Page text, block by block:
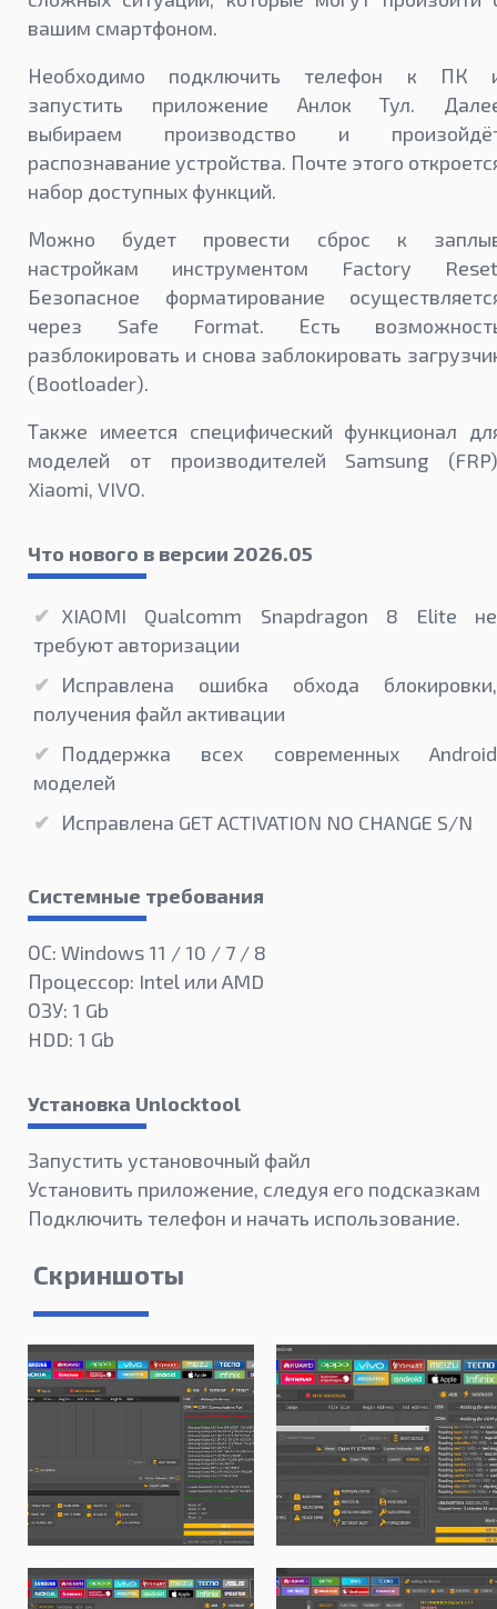
вашим смартфоном.
Необходимо подключить телефон к ПК
запустить приложение Анлок Тул.
выбираем производство и
распознавание устройства. Почте этого
набор доступных функций.
Можно будет провести сброс к
настройкам инструментом Factory
Безопасное форматирование
через Safe Format. Есть
разблокировать и снова заблокировать
(Bootloader).
Также имеется специфический функционал
моделей от производителей Samsung
Xiaomi, VIVO.
Что нового в версии 2026.05
XIAOMI Qualcomm Snapdragon 8 Elite не
требуют авторизации
Исправлена ​​ошибка обхода блокировки,
получения файл активации
Поддержка всех современных Android
моделей
Исправлена GET ACTIVATION NO CHANGE S/N
Системные требования
ОС: Windows 11 / 10 / 7 / 8
Процессор: Intel или AMD
ОЗУ: 1 Gb
HDD: 1 Gb
Установка Unlocktool
Запустить установочный файл
Установить приложение, следуя его подсказкам
Подключить телефон и начать использование.
Скриншоты